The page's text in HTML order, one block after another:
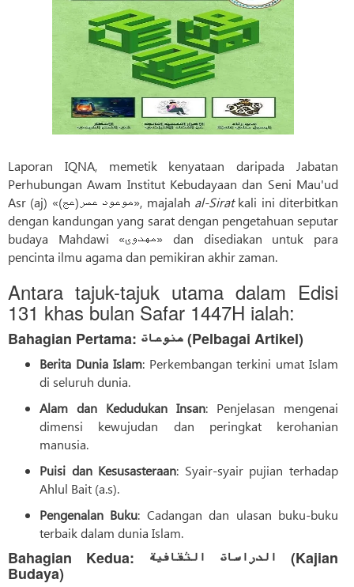
Laporan IQNA, memetik kenyataan daripada Jabatan
Perhubungan Awam Institut Kebudayaan dan Seni Mau'ud
Asr (aj) «موعود عصر(عج)», majalah al-Siratkali ini diterbitkan
dengan kandungan yang sarat dengan pengetahuan seputar
budaya Mahdawi «مهدوی» dan disediakan untuk para
pencinta ilmu agama dan pemikiran akhir zaman.
Antara tajuk-tajuk utama dalam Edisi
131 khas bulan Safar 1447H ialah:
Bahagian Pertama: منوعات (Pelbagai Artikel)
Berita Dunia Islam: Perkembangan terkini umat Islam
di seluruh dunia.
Alam dan Kedudukan Insan: Penjelasan mengenai
dimensi kewujudan dan peringkat kerohanian
manusia.
Puisi dan Kesusasteraan: Syair-syair pujian terhadap
Ahlul Bait (a.s).
Pengenalan Buku: Cadangan dan ulasan buku-buku
terbaik dalam dunia Islam.
Bahagian Kedua: الدراسات الثقافية (Kajian
Budaya)